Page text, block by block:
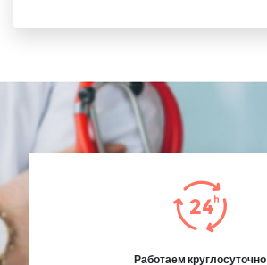
Работаем круглосуточно